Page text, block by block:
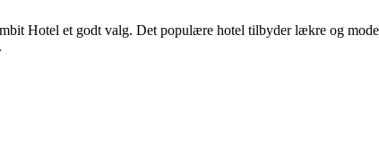
Hotel et godt valg. Det populære hotel tilbyder lækre og